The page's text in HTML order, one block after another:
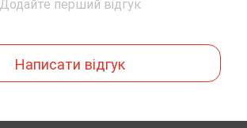
Додайте перший відгук
Написати відгук